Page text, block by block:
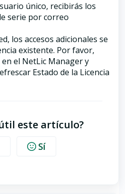
único, recibirás los
serie por correo
los accesos adicionales se
existente. Por favor,
en el NetLic Manager y
Estado de la Licencia
este artículo?
Sí